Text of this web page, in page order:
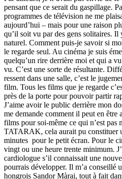
pensant que ce serait du gaspillage.
programmes de télévision ne me
aujourd’hui – mais pour une raison
qu’il soit vu par des gens solitaires. Il
naturel. Comment puis-je savoir si
le regarde seul. Au cinéma je suis
quelqu’un rire derrière moi et qui a
vu. C’est une sorte de résultante.
ressent dans une salle, c’est le
film. Tous les films que je regarde
près de la porte pour pouvoir partir
J’aime avoir le public derrière mon
me demande comment il peut en être
films pour soi-même ce qui n’est pas
TATARAK, cela aurait pu constituer
minutes pour le petit écran. Pour le
vingt ou une heure trente minimum.
cardiologue s’il connaissait une
pourrais développer. Il m’a conseillé
hongrois Sandor Màrai, tout à fait